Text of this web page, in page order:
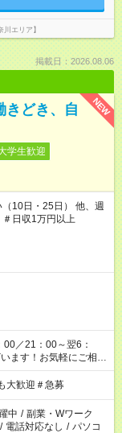
エリア】
掲載日：2026.08.06
NEW
きどき、自
学生歓迎
10日・25日） 他、週
日収1万円以上
／21：00～翌6：
大歓迎＃急募
中 / 副業・Wワーク
/ 電話対応なし / パソコ